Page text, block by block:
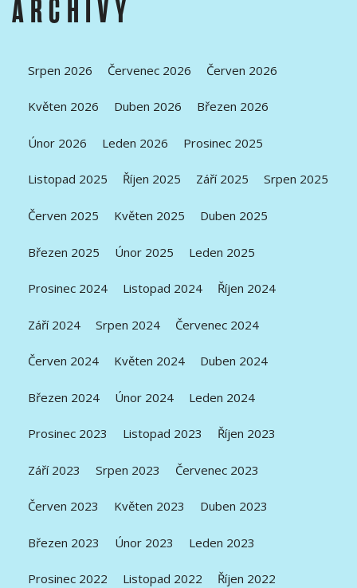
ARCHIVY
Srpen 2026 Červenec 2026 Červen 2026
Květen 2026 Duben 2026 Březen 2026
Únor 2026 Leden 2026 Prosinec 2025
Listopad 2025 Říjen 2025 Září 2025 Srpen 2025
Červen 2025 Květen 2025 Duben 2025
Březen 2025 Únor 2025 Leden 2025
Prosinec 2024 Listopad 2024 Říjen 2024
Září 2024 Srpen 2024 Červenec 2024
Červen 2024 Květen 2024 Duben 2024
Březen 2024 Únor 2024 Leden 2024
Prosinec 2023 Listopad 2023 Říjen 2023
Září 2023 Srpen 2023 Červenec 2023
Červen 2023 Květen 2023 Duben 2023
Březen 2023 Únor 2023 Leden 2023
Prosinec 2022 Listopad 2022 Říjen 2022